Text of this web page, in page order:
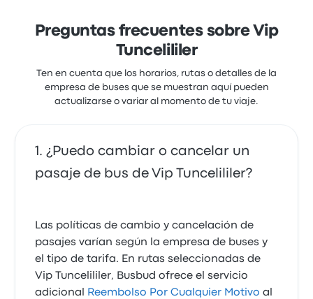
Preguntas frecuentes sobre Vip
Tuncelililer
Ten en cuenta que los horarios, rutas o detalles de la
empresa de buses que se muestran aquí pueden
actualizarse o variar al momento de tu viaje.
¿Puedo cambiar o cancelar un
pasaje de bus de Vip Tuncelililer?
Las políticas de cambio y cancelación de
pasajes varían según la empresa de buses y
el tipo de tarifa. En rutas seleccionadas de
Vip Tuncelililer, Busbud ofrece el servicio
adicional
Reembolso Por Cualquier Motivo al